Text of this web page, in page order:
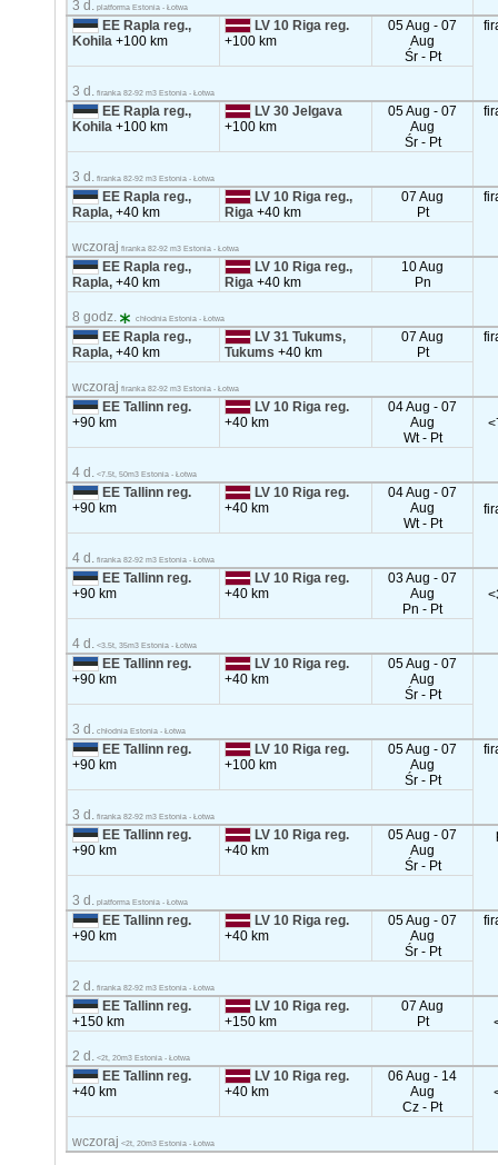
3 d. platforma Estonia - Łotwa
EE Rapla reg.,
Kohila+100 km
LV 10 Riga reg.
+100 km
05 Aug - 07
Aug
Śr - Pt
3 d. firanka 82-92 m3 Estonia - Łotwa
EE Rapla reg.,
Kohila+100 km
LV 30 Jelgava
+100 km
05 Aug - 07
Aug
Śr - Pt
3 d. firanka 82-92 m3 Estonia - Łotwa
EE Rapla reg.,
Rapla,+40 km
LV 10 Riga reg.,
Riga+40 km
07 Aug
Pt
wczoraj firanka 82-92 m3 Estonia - Łotwa
EE Rapla reg.,
Rapla,+40 km
LV 10 Riga reg.,
Riga+40 km
10 Aug
Pn
8 godz. chłodnia Estonia - Łotwa
EE Rapla reg.,
Rapla,+40 km
LV 31 Tukums,
Tukums+40 km
07 Aug
Pt
wczoraj firanka 82-92 m3 Estonia - Łotwa
EE Tallinn reg.
+90 km
LV 10 Riga reg.
+40 km
04 Aug - 07
Aug
Wt - Pt
4 d. <7.5t, 50m3 Estonia - Łotwa
EE Tallinn reg.
+90 km
LV 10 Riga reg.
+40 km
04 Aug - 07
Aug
Wt - Pt
4 d. firanka 82-92 m3 Estonia - Łotwa
EE Tallinn reg.
+90 km
LV 10 Riga reg.
+40 km
03 Aug - 07
Aug
Pn - Pt
4 d. <3.5t, 35m3 Estonia - Łotwa
EE Tallinn reg.
+90 km
LV 10 Riga reg.
+40 km
05 Aug - 07
Aug
Śr - Pt
3 d. chłodnia Estonia - Łotwa
EE Tallinn reg.
+90 km
LV 10 Riga reg.
+100 km
05 Aug - 07
Aug
Śr - Pt
3 d. firanka 82-92 m3 Estonia - Łotwa
EE Tallinn reg.
+90 km
LV 10 Riga reg.
+40 km
05 Aug - 07
Aug
Śr - Pt
3 d. platforma Estonia - Łotwa
EE Tallinn reg.
+90 km
LV 10 Riga reg.
+40 km
05 Aug - 07
Aug
Śr - Pt
2 d. firanka 82-92 m3 Estonia - Łotwa
EE Tallinn reg.
+150 km
LV 10 Riga reg.
+150 km
07 Aug
Pt
2 d. <2t, 20m3 Estonia - Łotwa
EE Tallinn reg.
+40 km
LV 10 Riga reg.
+40 km
06 Aug - 14
Aug
Cz - Pt
wczoraj <2t, 20m3 Estonia - Łotwa